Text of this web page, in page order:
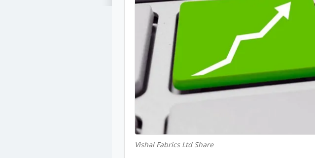
Vishal Fabrics Ltd Share